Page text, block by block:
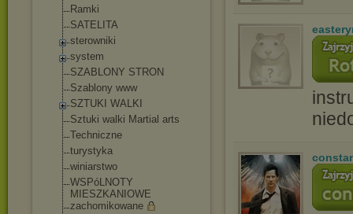
Ramki
SATELITA
sterowniki
system
SZABLONY STRON
Szablony www
SZTUKI WALKI
Sztuki walki Martial arts
Techniczne
turystyka
winiarstwo
WSPóLNOTY
MIESZKANIOWE
zachomikowane